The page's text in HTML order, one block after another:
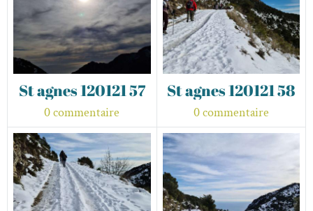
St agnes 120121 57
0 commentaire
St agnes 120121 58
0 commentaire